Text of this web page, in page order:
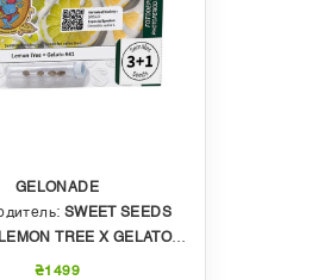
GELONADE
SWEET SEEDS
LEMON TREE X GELATO#41
₴1499